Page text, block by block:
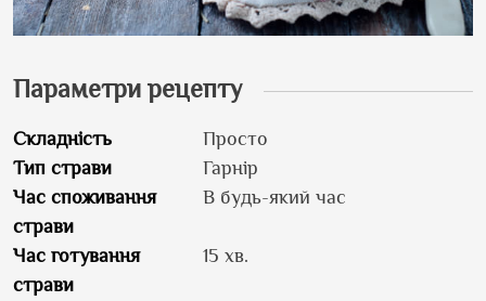
Параметри рецепту
Складність
Просто
Тип страви
Гарнір
Час споживання
страви
В будь-який час
Час готування
страви
15 хв.